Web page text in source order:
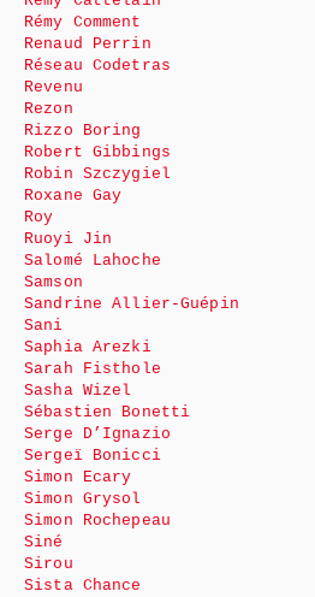
Rémy Comment
Renaud Perrin
Réseau Codetras
Revenu
Rezon
Rizzo Boring
Robert Gibbings
Robin Szczygiel
Roxane Gay
Roy
Ruoyi Jin
Salomé Lahoche
Samson
Sandrine Allier-Guépin
Sani
Saphia Arezki
Sarah Fisthole
Sasha Wizel
Sébastien Bonetti
Serge D’Ignazio
Sergeï Bonicci
Simon Ecary
Simon Grysol
Simon Rochepeau
Siné
Sirou
Sista Chance